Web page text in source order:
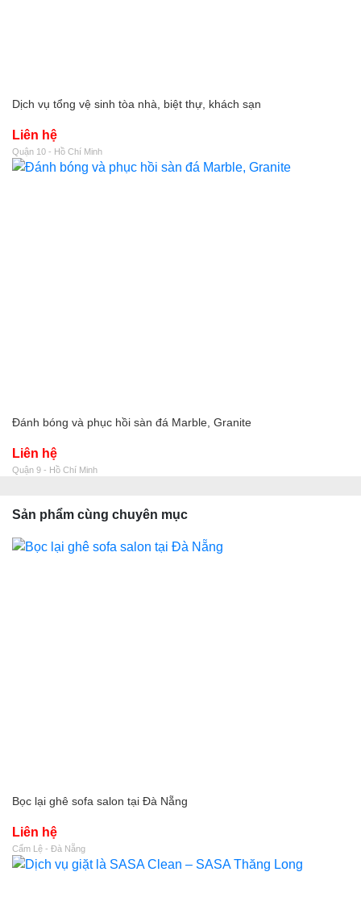
Dịch vụ tổng vệ sinh tòa nhà, biệt thự, khách sạn
Liên hệ
Quận 10 - Hồ Chí Minh
Đánh bóng và phục hồi sàn đá Marble, Granite
Liên hệ
Quận 9 - Hồ Chí Minh
Sản phẩm cùng chuyên mục
Bọc lại ghê sofa salon tại Đà Nẵng
Liên hệ
Cẩm Lệ - Đà Nẵng